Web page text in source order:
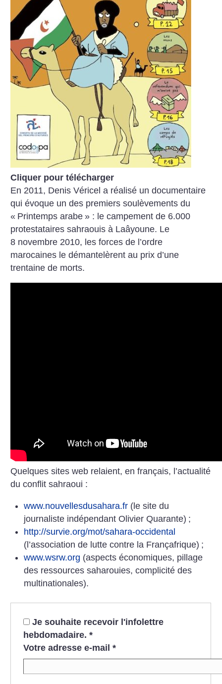
Cliquer pour télécharger
En 2011, Denis Véricel a réalisé un documentaire
qui évoque un des premiers soulèvements du
« Printemps arabe » : le campement de 6.000
protestataires sahraouis à Laâyoune. Le
8 novembre 2010, les forces de l’ordre
marocaines le démantelèrent au prix d’une
trentaine de morts.
Quelques sites web relaient, en français, l’actualité
du conflit sahraoui :
www.nouvellesdusahara.fr(le site du
journaliste indépendant Olivier Quarante) ;
http://survie.org/mot/sahara-occidental
(l’association de lutte contre la Françafrique) ;
www.wsrw.org (aspects économiques, pillage
des ressources saharouies, complicité des
multinationales).
Je souhaite recevoir l'infolettre
hebdomadaire. *
Votre adresse e-mail *